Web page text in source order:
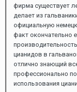
фирма существует
делает из
официальную
факт окончательно
цианидов в
отлично знающий
профессионально
использования